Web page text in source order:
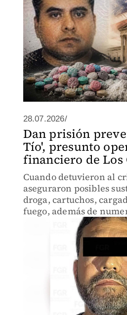
28.07.2026/
Dan prisión
Tío', presunto
financiero de Los
Cuando detuvieron al
aseguraron posibles
droga, cartuchos,
fuego, además de